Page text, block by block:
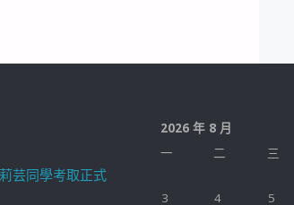
芸同學考取正式
2026 年 8 月
一
二 三
3
4 5